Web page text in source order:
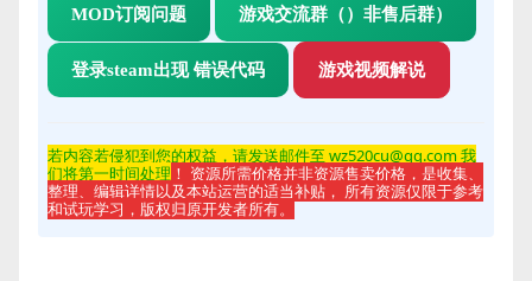
MOD订阅问题 游戏交流群（）非售后群）
登录steam出现 错误代码 游戏视频解说
若内容若侵犯到您的权益，请发送邮件至 wz520cu@qq.com 我
们将第一时间处理 ！ 资源所需价格并非资源售卖价格，是收集、
整理、编辑详情以及本站运营的适当补贴， 所有资源仅限于参考
和试玩学习，版权归原开发者所有。